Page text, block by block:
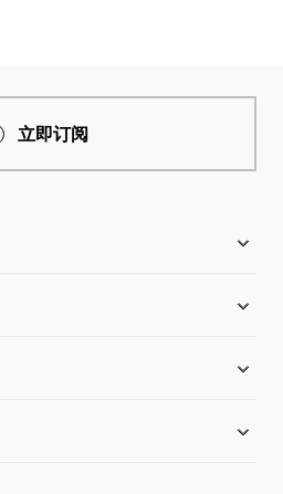
立即订阅